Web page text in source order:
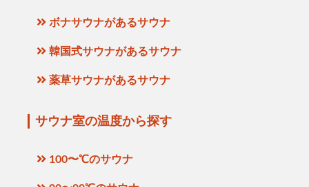
ボナサウナがあるサウナ
韓国式サウナがあるサウナ
薬草サウナがあるサウナ
サウナ室の温度から探す
100〜℃のサウナ